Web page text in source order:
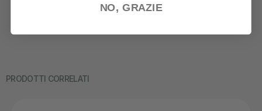
PRODOTTI CORRELATI
NO, GRAZIE